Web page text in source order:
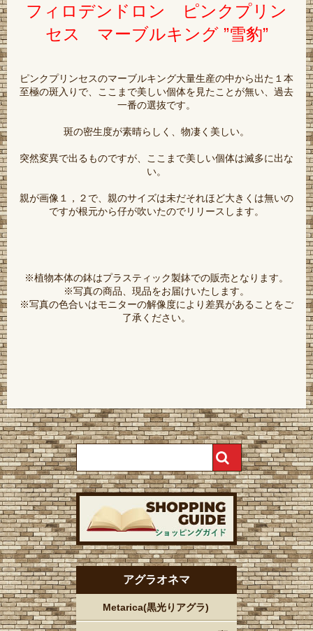
フィロデンドロン ピンクプリン
セス マーブルキング ”雪豹”
ピンクプリンセスのマーブルキング大量生産の中から出た１本
至極の斑入りで、ここまで美しい個体を見たことが無い、過去
一番の選抜です。
斑の密生度が素晴らしく、物凄く美しい。
突然変異で出るものですが、ここまで美しい個体は滅多に出な
い。
親が画像１，２で、親のサイズは未だそれほど大きくは無いの
ですが根元から仔が吹いたのでリリースします。
※植物本体の鉢はプラスティック製鉢での販売となります。
※写真の商品、現品をお届けいたします。
※写真の色合いはモニターの解像度により差異があることをご
了承ください。
アグラオネマ
Metarica(黒光りアグラ)